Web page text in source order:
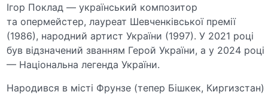
Ігор Поклад — український композитор
та опермейстер, лауреат Шевченківської премії
(1986), народний артист України (1997). У 2021 році
був відзначений званням Герой України, а у 2024 році
— Національна легенда України.
Народився в місті Фрунзе (тепер Бішкек, Киргизстан)